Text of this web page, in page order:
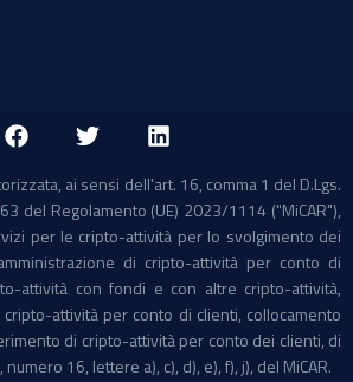
ai sensi dell'art. 16, comma 1 del D.Lgs.
del Regolamento (UE) 2023/1114 ("MiCAR"),
per le cripto-attività per lo svolgimento dei
di cripto-attività per conto di
attività con fondi e con altre cripto-attività,
attività per conto di clienti, collocamento
di cripto-attività per conto dei clienti, di
16, lettere a), c), d), e), f), j), del MiCAR.